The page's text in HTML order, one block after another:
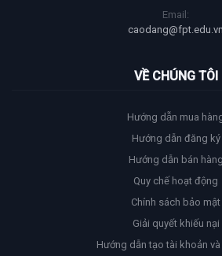
Email:
caodang@fpt.edu.vn
VỀ CHÚNG TÔI
Hướng dẫn mua
Hướng dẫn đăng ký
Hướng dẫn bán hàng
Quy chế hoạt động
Chính sách bảo mật
Giải quyết khiếu nại
Hướng dẫn tạo tài khoản